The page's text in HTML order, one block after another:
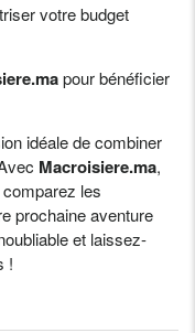
votre budget
pour bénéficier
idéale de combiner
Macroisiere.ma,
les
prochaine aventure
et laissez-
!